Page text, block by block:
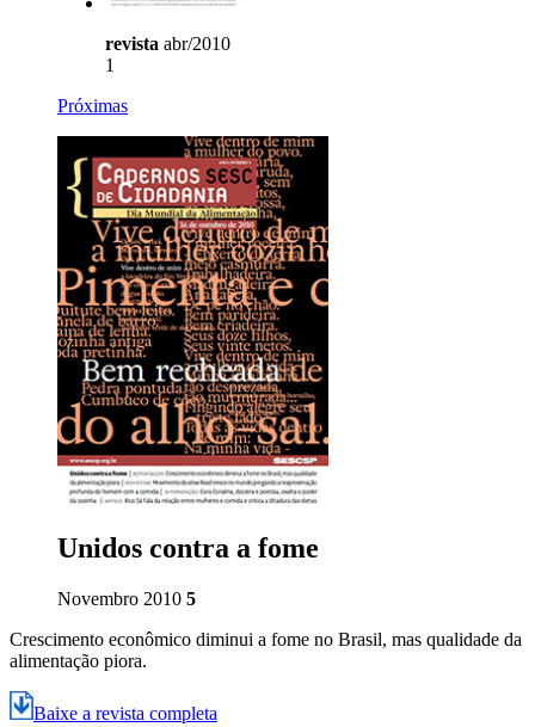
revista abr/2010
1
Próximas
Unidos contra a fome
Novembro 2010 5
Crescimento econômico diminui a fome no Brasil, mas qualidade da
alimentação piora.
Baixe a revista completa